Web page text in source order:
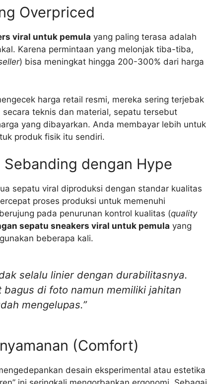
Overpriced
viral untuk pemula yang paling terasa adalah
Karena permintaan yang melonjak tiba-tiba,
) bisa meningkat hingga 200-300% dari harga
harga retail resmi, mereka sering terjebak
teknis dan material, sepatu tersebut
yang dibayarkan. Anda membayar lebih untuk
produk fisik itu sendiri.
dengan Hype
sepatu viral diproduksi dengan standar kualitas
proses produksi untuk memenuhi
pada penurunan kontrol kualitas (quality
sepatu sneakers viral untuk pemula yang
beberapa kali.
selalu linier dengan durabilitasnya.
di foto namun memiliki jahitan
mengelupas.”
(Comfort)
desain eksperimental atau estetika